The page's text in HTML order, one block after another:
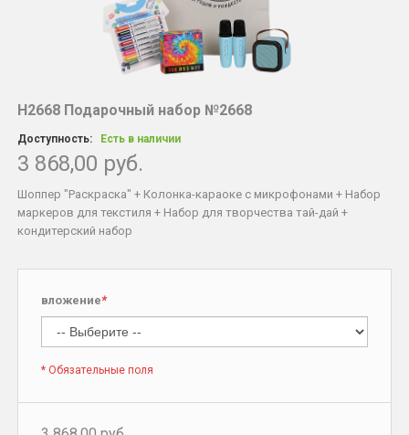
Н2668 Подарочный набор №2668
Доступность: Есть в наличии
3 868,00 руб.
Шоппер "Раскраска" + Колонка-караоке с микрофонами + Набор
маркеров для текстиля + Набор для творчества тай-дай +
кондитерский набор
*
вложение
* Обязательные поля